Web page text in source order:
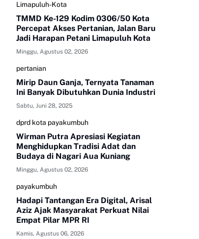
Limapuluh-Kota
TMMD Ke-129 Kodim 0306/50 Kota
Percepat Akses Pertanian, Jalan Baru
Jadi Harapan Petani Limapuluh Kota
Minggu, Agustus 02, 2026
pertanian
Mirip Daun Ganja, Ternyata Tanaman
Ini Banyak Dibutuhkan Dunia Industri
Sabtu, Juni 28, 2025
dprd kota payakumbuh
Wirman Putra Apresiasi Kegiatan
Menghidupkan Tradisi Adat dan
Budaya di Nagari Aua Kuniang
Minggu, Agustus 02, 2026
payakumbuh
Hadapi Tantangan Era Digital, Arisal
Aziz Ajak Masyarakat Perkuat Nilai
Empat Pilar MPR RI
Kamis, Agustus 06, 2026